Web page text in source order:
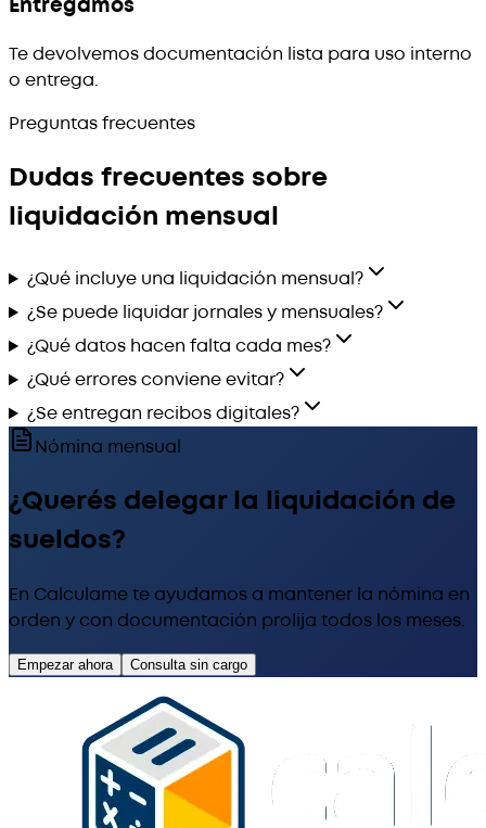
Te devolvemos documentación lista para uso interno
o entrega.
Preguntas frecuentes
Dudas frecuentes sobre
liquidación mensual
¿Qué incluye una liquidación mensual?
¿Se puede liquidar jornales y mensuales?
¿Qué datos hacen falta cada mes?
¿Qué errores conviene evitar?
¿Se entregan recibos digitales?
Nómina mensual
¿Querés delegar la liquidación de
sueldos?
En Calculame te ayudamos a mantener la nómina en
orden y con documentación prolija todos los meses.
Empezar ahora Consulta sin cargo